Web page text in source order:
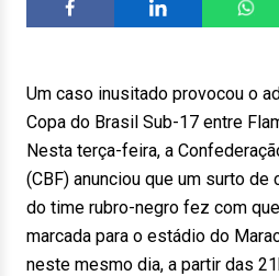
Um caso inusitado provocou o
Copa do Brasil Sub-17 entre
Nesta terça-feira, a
(CBF) anunciou que um surto de
do time rubro-negro fez com
marcada para o estádio do
neste mesmo dia, a partir das